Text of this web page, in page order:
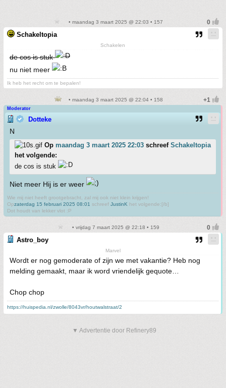
• maandag 3 maart 2025 @ 22:03 • 157
Schakeltopia
Schakelen
de cos is stuk
nu niet meer
Ik heb het recht om te bepalen!
• maandag 3 maart 2025 @ 22:04 • 158
Moderator
Dotteke
N
Op maandag 3 maart 2025 22:03 schreef Schakeltopia
het volgende:
de cos is stuk
Niet meer Hij is er weer
Wie mij niet heeft grootgebracht, zal mij ook niet klein krijgen!
Opzaterdag 15 februari 2025 08:01 schreef JustinK het volgende:[/b]
Dot houdt van lekker vlot :P
• vrijdag 7 maart 2025 @ 22:18 • 159
Astro_boy
Marvel
Wordt er nog gemoderate of zijn we met vakantie? Heb nog
melding gemaakt, maar ik word vriendelijk gequote…
Chop chop
https://huispedia.nl/zwolle/8043vr/houtwalstraat/2
▼ Advertentie door Refinery89